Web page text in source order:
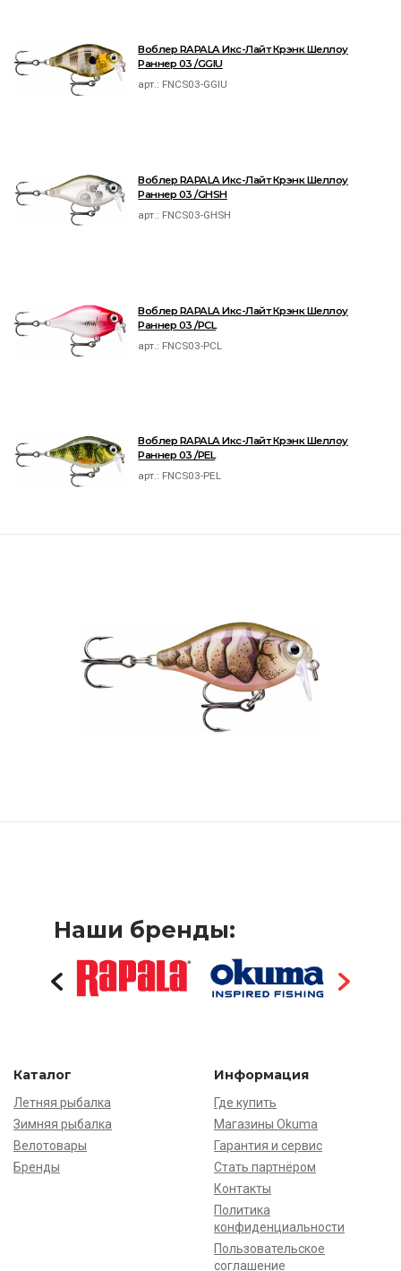
Воблер RAPALA Икс-Лайт Крэнк Шеллоу
Раннер 03 /GGIU
арт.: FNCS03-GGIU
Воблер RAPALA Икс-Лайт Крэнк Шеллоу
Раннер 03 /GHSH
арт.: FNCS03-GHSH
Воблер RAPALA Икс-Лайт Крэнк Шеллоу
Раннер 03 /PCL
арт.: FNCS03-PCL
Воблер RAPALA Икс-Лайт Крэнк Шеллоу
Раннер 03 /PEL
арт.: FNCS03-PEL
Наши бренды:
Каталог
Летняя рыбалка
Зимняя рыбалка
Велотовары
Бренды
Информация
Где купить
Магазины Okuma
Гарантия и сервис
Стать партнёром
Контакты
Политика
конфиденциальности
Пользовательское
соглашение